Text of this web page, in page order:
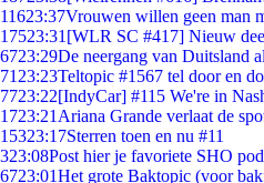
11623:37Vrouwen willen geen man
17523:31 [WLR SC #417] Nieuw
6723:29De neergang van Duitsland
71 23:23Teltopic #1567 tel door en
7723:22[IndyCar] #115 We're in
1723:21 Ariana Grande verlaat de
15323:17Sterren toen en nu #11
323:08Post hier je favoriete SHO
6723:01Het grote Baktopic (voor